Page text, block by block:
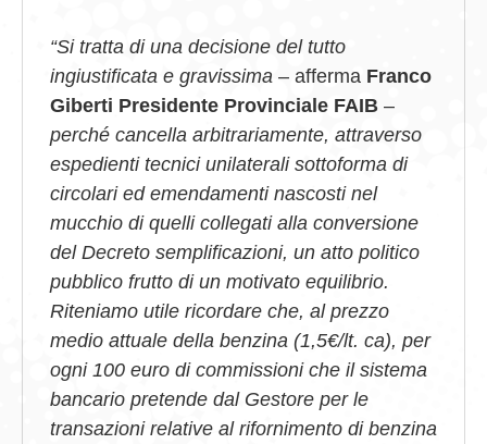
“Si tratta di una decisione del tutto
ingiustificata e gravissima – afferma Franco
Giberti Presidente Provinciale FAIB –
perché cancella arbitrariamente, attraverso
espedienti tecnici unilaterali sottoforma di
circolari ed emendamenti nascosti nel
mucchio di quelli collegati alla conversione
del Decreto semplificazioni, un atto politico
pubblico frutto di un motivato equilibrio.
Riteniamo utile ricordare che, al prezzo
medio attuale della benzina (1,5€/lt. ca), per
ogni 100 euro di commissioni che il sistema
bancario pretende dal Gestore per le
transazioni relative al rifornimento di benzina